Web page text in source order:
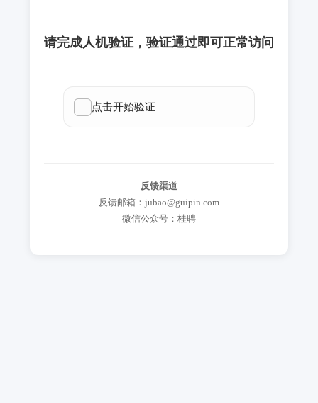
请完成人机验证，验证通过即可正常访问
反馈渠道
反馈邮箱：jubao@guipin.com
微信公众号：桂聘